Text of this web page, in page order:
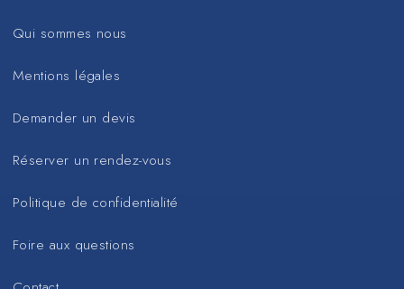
Qui sommes nous
Mentions légales
Demander un devis
Réserver un rendez-vous
Politique de confidentialité
Foire aux questions